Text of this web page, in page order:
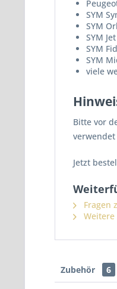
SYM
SYM
SYM
SYM
SYM
viele
Bitte vor
Jetzt
Fragen
Zubehör 6